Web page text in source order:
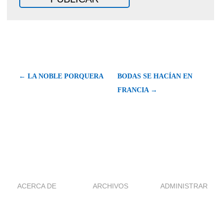
← LA NOBLE PORQUERA
BODAS SE HACÍAN EN
FRANCIA →
ACERCA DE ARCHIVOS ADMINISTRAR